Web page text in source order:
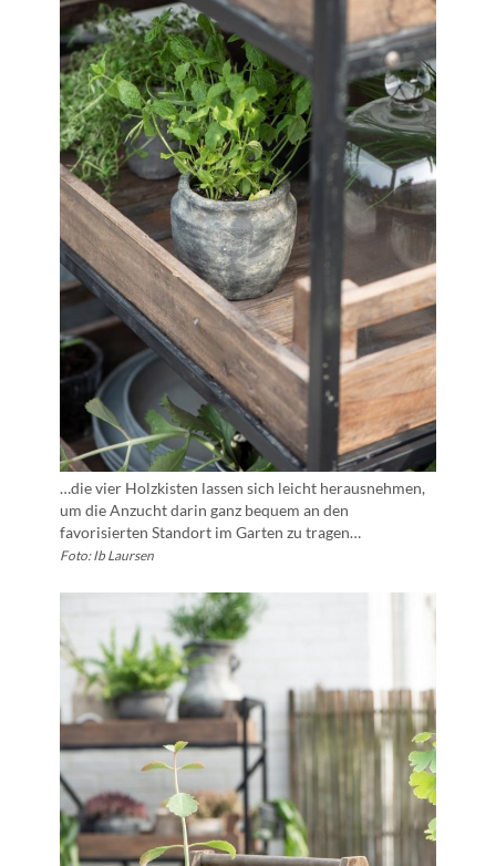
…die vier Holzkisten lassen sich leicht herausnehmen,
um die Anzucht darin ganz bequem an den
favorisierten Standort im Garten zu tragen…
Foto: Ib Laursen